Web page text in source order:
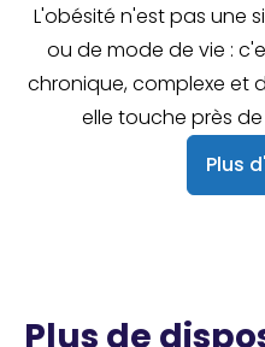
L'obésité n'est pas une
ou de mode de vie :
chronique, complexe et
elle touche près de
Plus
Plus de